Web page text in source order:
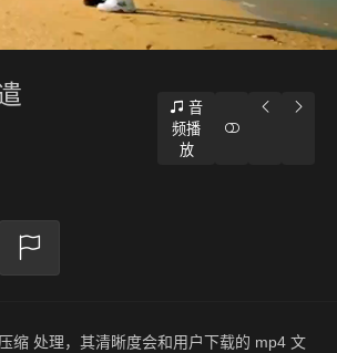
音
频播
放
缩 处理，其清晰度会和用户下载的 mp4 文